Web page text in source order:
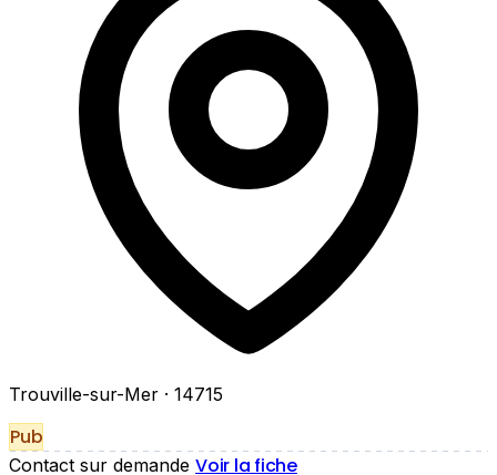
Trouville-sur-Mer · 14715
Pub
Contact sur demande Voir la fiche